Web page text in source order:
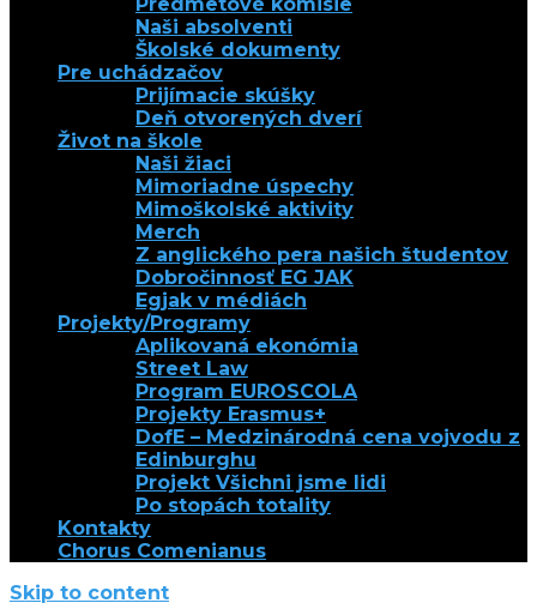
Naši absolventi
Školské dokumenty
Pre uchádzačov
Prijímacie skúšky
Deň otvorených dverí
Život na škole
Naši žiaci
Mimoriadne úspechy
Mimoškolské aktivity
Merch
Z anglického pera našich študentov
Dobročinnosť EG JAK
Egjak v médiách
Projekty/Programy
Aplikovaná ekonómia
Street Law
Program EUROSCOLA
Projekty Erasmus+
DofE – Medzinárodná cena vojvodu z
Edinburghu
Projekt Všichni jsme lidi
Po stopách totality
Kontakty
Chorus Comenianus
Skip to content